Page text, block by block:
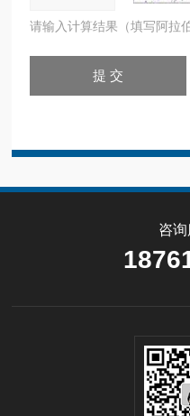
请输入计算结果（填写阿拉
咨